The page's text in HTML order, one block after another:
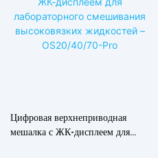
Цифровая верхнеприводная
мешалка с ЖК-дисплеем для